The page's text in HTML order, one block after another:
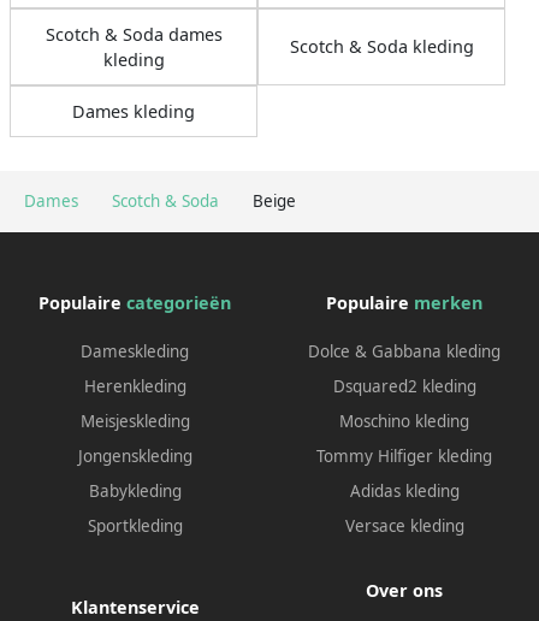
Dames Scotch & Soda Beige
Scotch & Soda dames
kleding
Scotch & Soda kleding
Dames kleding
Populaire categorieën
Dameskleding
Herenkleding
Meisjeskleding
Jongenskleding
Babykleding
Sportkleding
Populaire merken
Dolce & Gabbana kleding
Dsquared2 kleding
Moschino kleding
Tommy Hilfiger kleding
Adidas kleding
Versace kleding
Klantenservice
Over ons